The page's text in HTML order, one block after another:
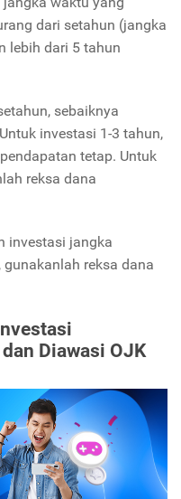
dari setahun (jangka
lebih dari 5 tahun
sebaiknya
investasi 1-3 tahun,
tetap. Untuk
reksa dana
investasi jangka
reksa dana
Diawasi OJK